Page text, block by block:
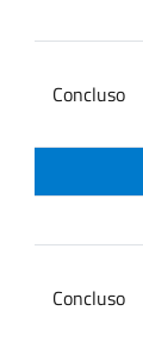
Concluso
Concluso